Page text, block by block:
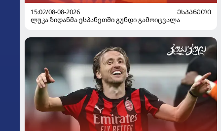
15:02/08-08-2026
ᲔᲡᲞᲐᲜᲔᲗᲘ
ლუკა ზიდანმა ესპანეთში გუნდი გამოიცვალა